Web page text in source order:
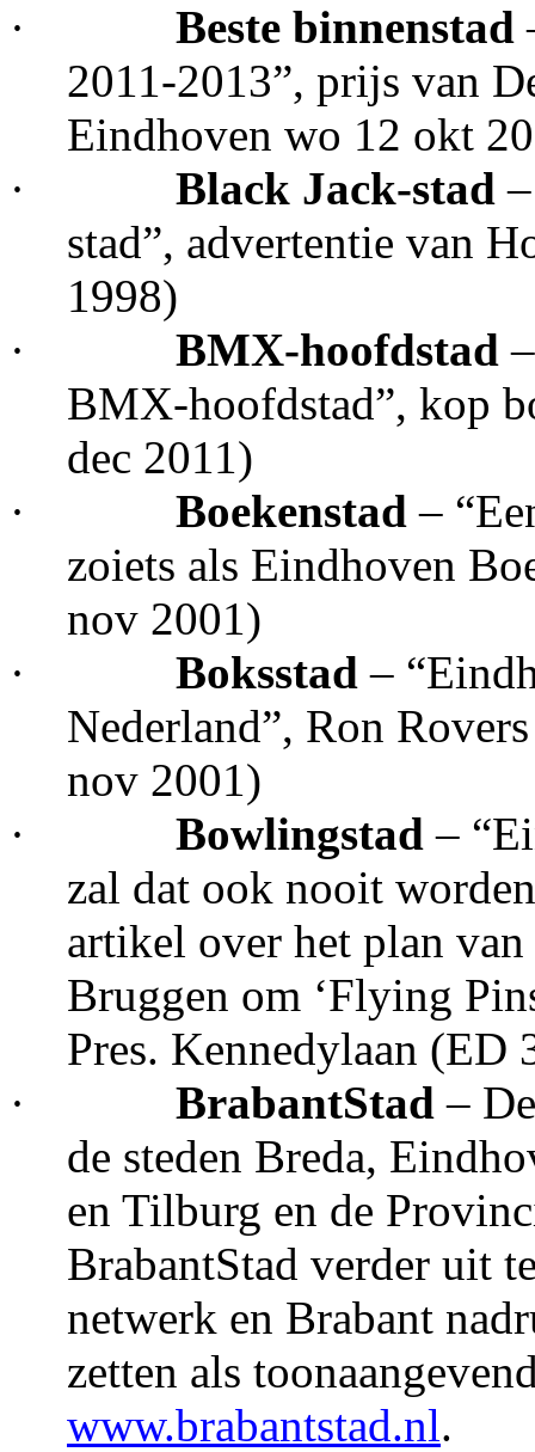
·
Beste binnenstad
2011-2013”, prijs van
Eindhoven wo 12 okt
·
Black Jack-stad
stad”, advertentie van
1998)
·
BMX-hoofdstad
BMX-hoofdstad”, kop
dec 2011)
·
Boekenstad–
zoiets als Eindhoven
nov 2001)
·
Boksstad–
Nederland”, Ron
nov 2001)
·
Bowlingstad–
zal dat ook nooit
artikel over het plan
Bruggen om ‘Flying
Pres. Kennedylaan (ED
·
BrabantStad–
de steden Breda,
en Tilburg en de
BrabantStad verder uit
netwerk en Brabant
zetten als
www.brabantstad.nl.